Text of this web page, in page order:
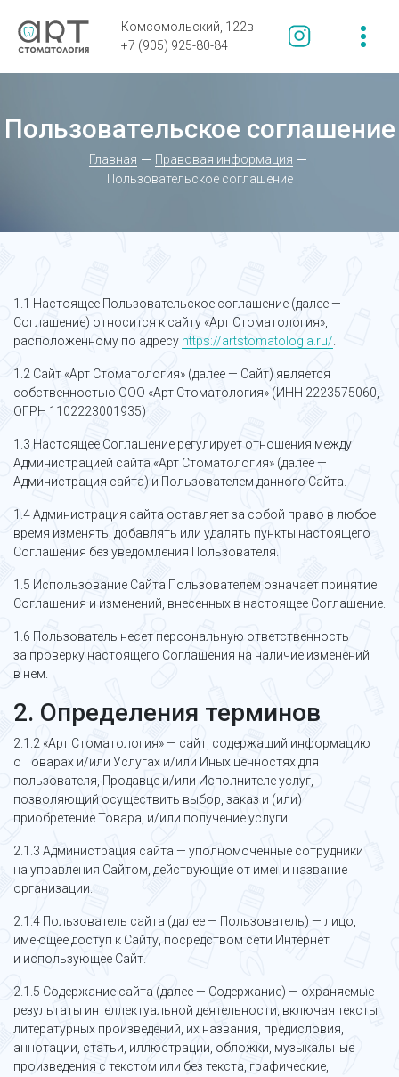
Комсомольский, 122в
+7 (905) 925-80-84
Пользовательское соглашение
Главная
Правовая информация
Пользовательское соглашение
1.1 Настоящее Пользовательское соглашение (далее —
Соглашение) относится к сайту «Арт Стоматология»,
расположенному по адресу https://artstomatologia.ru/
1.2 Сайт «Арт Стоматология» (далее — Сайт) является
собственностью ООО «Арт Стоматология» (ИНН 2223575060,
ОГРН 1102223001935)
1.3 Настоящее Соглашение регулирует отношения между
Администрацией сайта «Арт Стоматология» (далее —
Администрация сайта) и Пользователем данного Сайта.
1.4 Администрация сайта оставляет за собой право в любое
время изменять, добавлять или удалять пункты настоящего
Соглашения без уведомления Пользователя.
1.5 Использование Сайта Пользователем означает принятие
Соглашения и изменений, внесенных в настоящее Соглашение.
1.6 Пользователь несет персональную ответственность
за проверку настоящего Соглашения на наличие изменений
в нем.
2. Определения терминов
2.1.2 «Арт Стоматология» — сайт, содержащий информацию
о Товарах и/или Услугах и/или Иных ценностях для
пользователя, Продавце и/или Исполнителе услуг,
позволяющий осуществить выбор, заказ и (или)
приобретение Товара, и/или получение услуги.
2.1.3 Администрация сайта — уполномоченные сотрудники
на управления Сайтом, действующие от имени название
организации.
2.1.4 Пользователь сайта (далее — Пользователь) — лицо,
имеющее доступ к Сайту, посредством сети Интернет
и использующее Сайт.
2.1.5 Содержание сайта (далее — Содержание) — охраняемые
результаты интеллектуальной деятельности, включая тексты
литературных произведений, их названия, предисловия,
аннотации, статьи, иллюстрации, обложки, музыкальные
произведения с текстом или без текста, графические,